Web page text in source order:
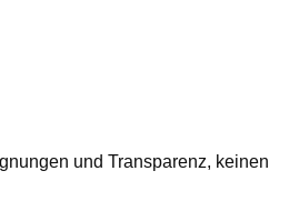
und Transparenz, keinen